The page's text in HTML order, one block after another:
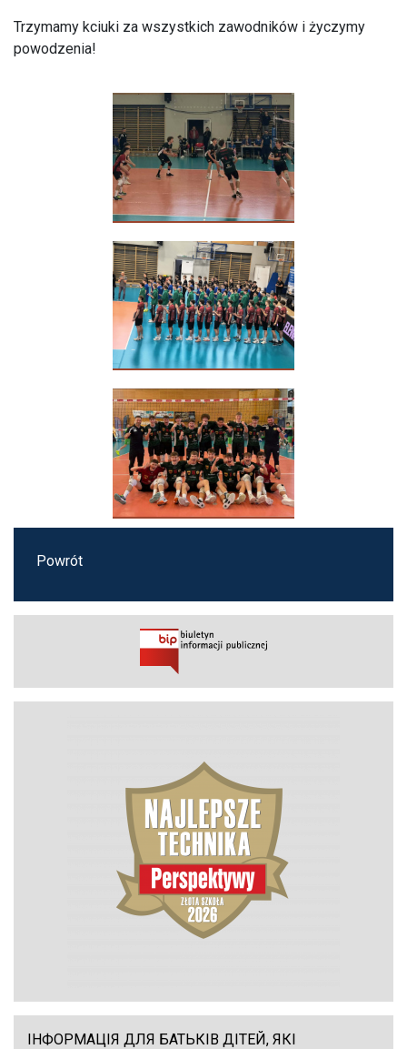
Trzymamy kciuki za wszystkich zawodników i życzymy
powodzenia!
Powrót
ІНФОРМАЦІЯ ДЛЯ БАТЬКІВ ДІТЕЙ, ЯКІ